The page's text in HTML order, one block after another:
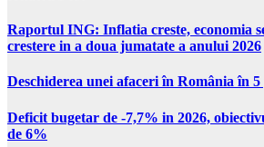
Raportul ING: Inflatia creste, economia
crestere in a doua jumatate a anului 2026
Deschiderea unei afaceri în România în 5
Deficit bugetar de -7,7% in 2026,
de 6%